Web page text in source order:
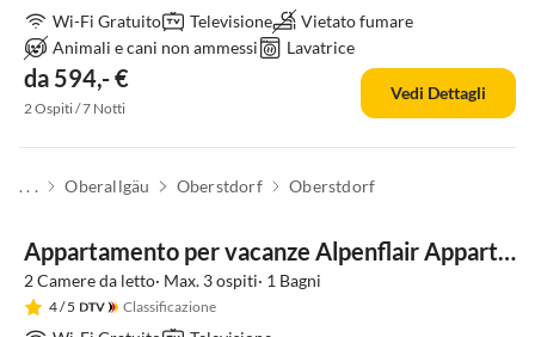
Wi-Fi Gratuito Televisione
Vietato fumare
Animali e cani non ammessi
Lavatrice
da 594,- €
2 Ospiti / 7 Notti
Vedi Dettagli
. . . Oberallgäu Oberstdorf Oberstdorf
Appartamento per vacanze Alpenflair Appartamento per Vacanze 312
2 Camere da letto· Max. 3 ospiti· 1 Bagni
4/ 5 Classificazione